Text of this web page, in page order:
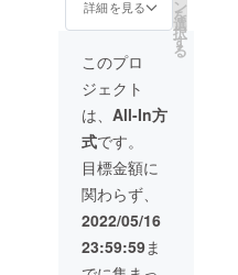
となり
ます。
※購入す
る場合
steam
のゲー
ムのみ
となり
ます。
詳細を見る ン
を
選
択
す
る
このプロ
ジェクト
は、 All-In方
式です。
目標金額に
関わらず、
2022/05/16
23:59:59ま